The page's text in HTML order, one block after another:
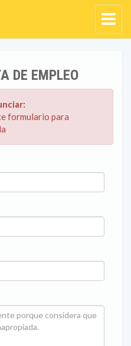
DE EMPLEO
formulario para